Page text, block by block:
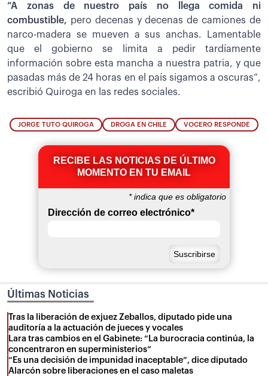
“A zonas de nuestro país no llega comida ni
combustible, pero decenas y decenas de camiones de
narco-madera se mueven a sus anchas. Lamentable
que el gobierno se limita a pedir tardíamente
información sobre esta mancha a nuestra patria, y que
pasadas más de 24 horas en el país sigamos a oscuras”,
escribió Quiroga en las redes sociales.
JORGE TUTO QUIROGA DROGA EN CHILE VOCERO RESPONDE
RECIBE LAS NOTICIAS DE ÚLTIMO
MOMENTO EN TU EMAIL
*indica que es obligatorio
Dirección de correo electrónico*
Últimas Noticias
Tras la liberación de exjuez Zeballos, diputado pide una
auditoría a la actuación de jueces y vocales
Lara tras cambios en el Gabinete: “La burocracia continúa, la
concentraron en superministerios”
“Es una decisión de impunidad inaceptable”, dice diputado
Alarcón sobre liberaciones en el caso maletas